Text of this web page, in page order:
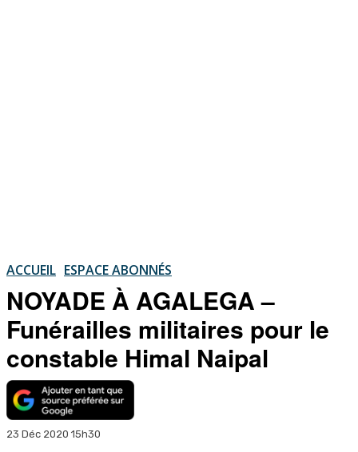
ACCUEIL ESPACE ABONNÉS
NOYADE À AGALEGA –
Funérailles militaires pour le
constable Himal Naipal
23 Déc 2020 15h30